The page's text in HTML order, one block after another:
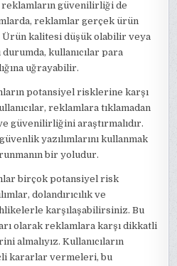
güvenilirliği de
reklamlar gerçek ürün
kalitesi düşük olabilir veya
kullanıcılar para
uğrayabilir.
potansiyel risklerine karşı
reklamlara tıklamadan
güvenilirliğini araştırmalıdır.
yazılımlarını kullanmak
bir yoludur.
birçok potansiyel risk
dolandırıcılık ve
karşılaşabilirsiniz. Bu
olarak reklamlara karşı dikkatli
almalıyız. Kullanıcıların
kararlar vermeleri, bu